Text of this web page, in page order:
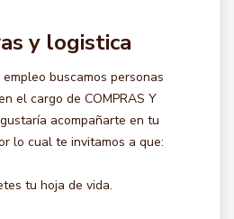
y logistica
buscamos personas
el cargo de COMPRAS Y
acompañarte en tu
lo cual te invitamos a que:
tu hoja de vida.